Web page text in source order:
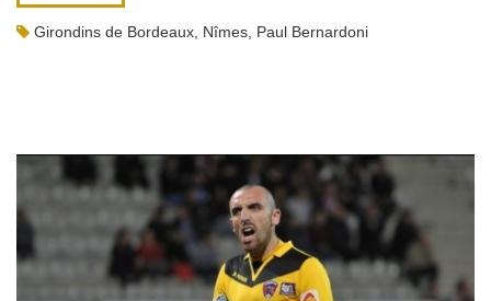
Girondins de Bordeaux Nîmes Paul Bernardoni